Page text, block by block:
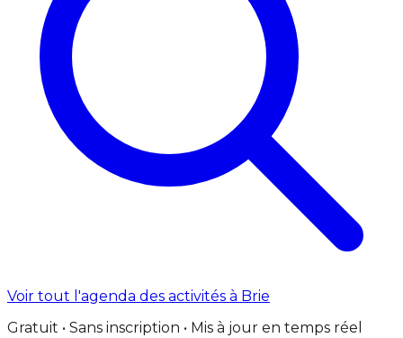
Voir tout l'agenda des activités à Brie
Gratuit • Sans inscription • Mis à jour en temps réel